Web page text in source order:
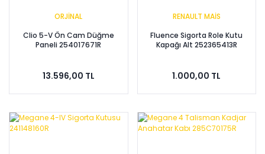
ORJİNAL
Clio 5-V Ön Cam Düğme
Paneli 254017671R
13.596,00 TL
RENAULT MAİS
Fluence Sigorta Role Kutu
Kapağı Alt 252365413R
1.000,00 TL